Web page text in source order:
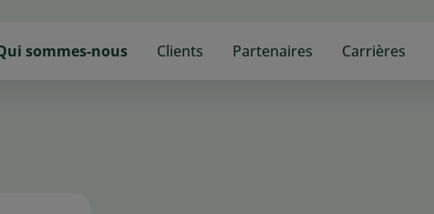
sommes-nous Clients Partenaires Carrières